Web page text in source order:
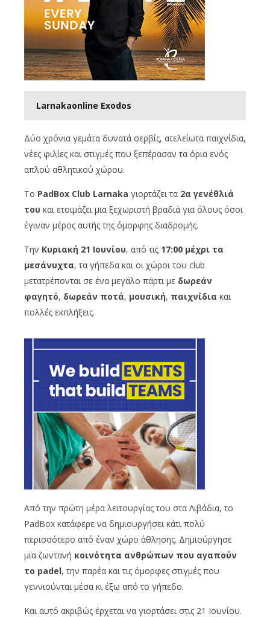
Larnakaonline Exodos
Δύο χρόνια γεμάτα δυνατά σερβίς, ατελείωτα παιχνίδια,
νέες φιλίες και στιγμές που ξεπέρασαν τα όρια ενός
απλού αθλητικού χώρου.
Το PadBox Club Larnaka γιορτάζει τα 2α γενέθλιά
του και ετοιμάζει μια ξεχωριστή βραδιά για όλους όσοι
έγιναν μέρος αυτής της όμορφης διαδρομής.
Την Κυριακή 21 Ιουνίου, από τις 17:00 μέχρι τα
μεσάνυχτα, τα γήπεδα και οι χώροι του club
μετατρέπονται σε ένα μεγάλο πάρτι με δωρεάν
φαγητό, δωρεάν ποτά, μουσική, παιχνίδια και
πολλές εκπλήξεις.
Από την πρώτη μέρα λειτουργίας του στα Λιβάδια, το
PadBox κατάφερε να δημιουργήσει κάτι πολύ
περισσότερο από έναν χώρο άθλησης. Δημιούργησε
μια ζωντανή κοινότητα ανθρώπων που αγαπούν
το padel, την παρέα και τις όμορφες στιγμές που
γεννιούνται μέσα κι έξω από το γήπεδο.
Και αυτό ακριβώς έρχεται να γιορτάσει στις 21 Ιουνίου.